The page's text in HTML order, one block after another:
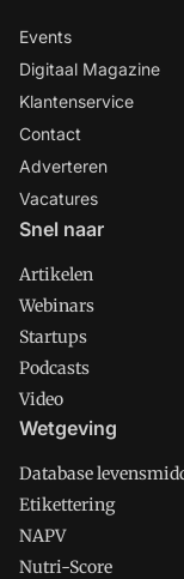
Events
Digitaal Magazine
Klantenservice
Contact
Adverteren
Vacatures
Snel naar
Artikelen
Webinars
Startups
Podcasts
Video
Wetgeving
Database
Etikettering
NAPV
Nutri-Score